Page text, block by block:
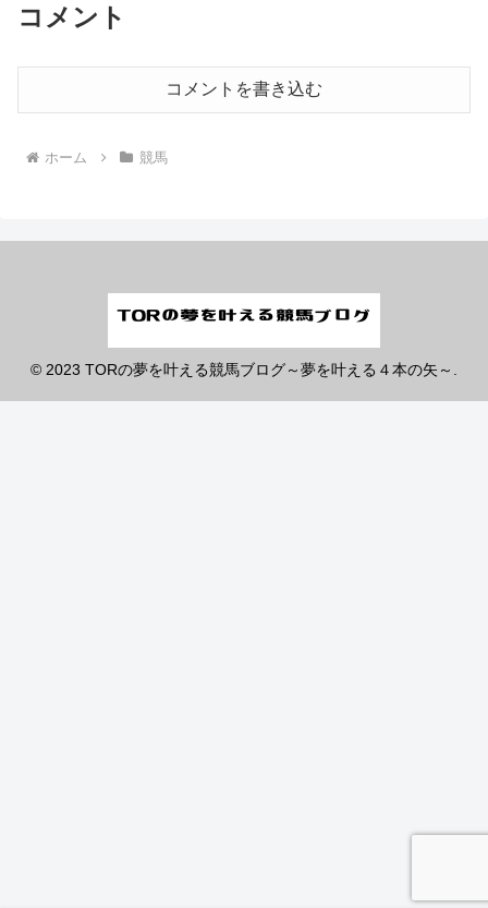
コメント
コメントを書き込む
ホーム 競馬
© 2023 TORの夢を叶える競馬ブログ～夢を叶える４本の矢～.